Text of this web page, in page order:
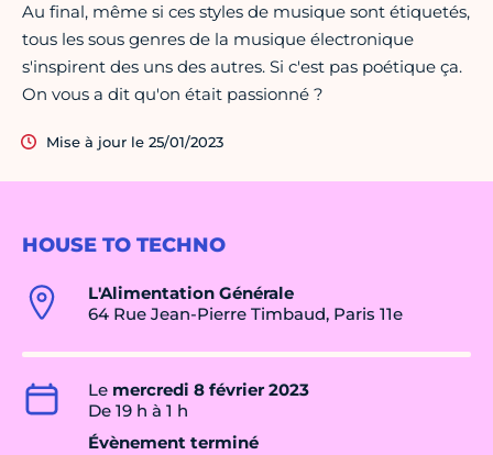
HOUSE TO TECHNO
L'Alimentation Générale
64 Rue Jean-Pierre Timbaud, Paris 11e
Le mercredi 8 février 2023
De 19 h à 1 h
Évènement terminé
Au final, même si ces styles de musique sont étiquetés,
tous les sous genres de la musique électronique
s'inspirent des uns des autres. Si c'est pas poétique ça.
On vous a dit qu'on était passionné ?
Mise à jour le 25/01/2023